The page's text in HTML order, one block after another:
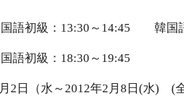
語初級：13:30～14:45 韓国
語初級：18:30～19:45
2日（水～2012年2月8日(水) (